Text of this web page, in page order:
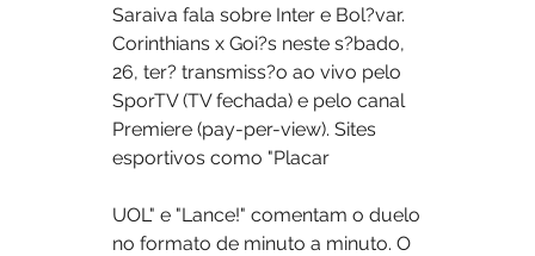
Saraiva fala sobre Inter e Bol?var.
Corinthians x Goi?s neste s?bado,
26, ter? transmiss?o ao vivo pelo
SporTV (TV fechada) e pelo canal
Premiere (pay-per-view). Sites
esportivos como "Placar
UOL" e "Lance!" comentam o duelo
no formato de minuto a minuto. O